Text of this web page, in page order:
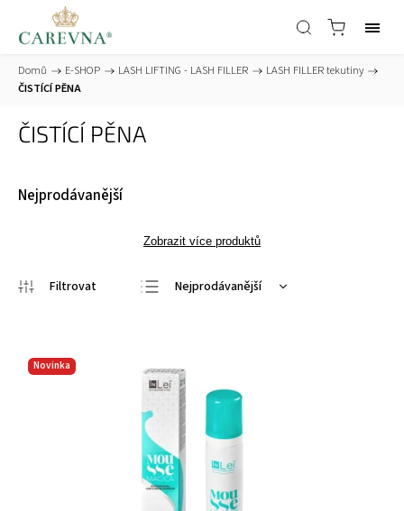
Domů / E-SHOP / LASH LIFTING - LASH FILLER / LASH FILLER tekutiny /
ČISTÍCÍ PĚNA
ČISTÍCÍ PĚNA
Nejprodávanější
Zobrazit více produktů
Nejprodávanější
Abecedně
Novinka